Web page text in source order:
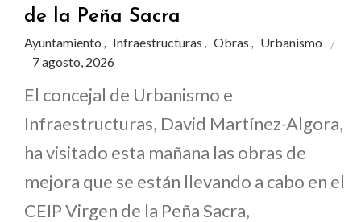
de la Peña Sacra
Ayuntamiento , Infraestructuras , Obras , Urbanismo
7 agosto, 2026
El concejal de Urbanismo e
Infraestructuras, David Martínez-Algora,
ha visitado esta mañana las obras de
mejora que se están llevando a cabo en el
CEIP Virgen de la Peña Sacra,